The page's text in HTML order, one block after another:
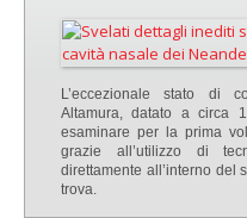
L’eccezionale stato di
Altamura, datato a circa
esaminare per la prima
grazie all’utilizzo di
direttamente all’interno del
trova.